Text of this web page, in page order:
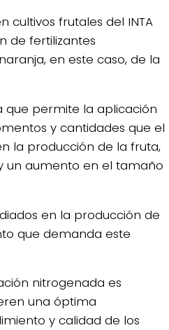
cultivos frutales del INTA
de fertilizantes
en este caso, de la
que permite la aplicación
y cantidades que el
la producción de la fruta,
un aumento en el tamaño
en la producción de
que demanda este
nitrogenada es
una óptima
y calidad de los